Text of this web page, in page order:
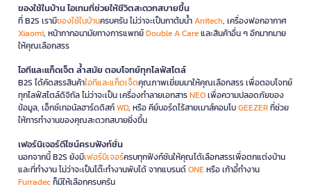
ของใช้ในบ้าน ไอเทมที่ช่วยให้ชีวิตสะดวกสบายขึ้น
ที่ B2S เรามีของใช้ในบ้านครบครัน ไม่ว่าจะเป็นกาต้มน้ำAnitech, เครื่องฟอกอากาศ
Xiaomi, หน้ากากอนามัยทางการแพทย์Double A Careและสินค้าอื่น ๆ อีกมากมาย
ให้คุณเลือกสรร
ไอทีและแก็ดเจ็ต ล้ำสมัย ตอบโจทย์ทุกไลฟ์สไตล์
B2S ได้คัดสรรสินค้าไอทีและแก็ดเจ็ตคุณภาพเยี่ยมมาให้คุณเลือกสรร เพื่อตอบโจทย์
ทุกไลฟ์สไตล์ดิจิทัล ไม่ว่าจะเป็น เครื่องทำลายเอกสารNEOเพื่อความปลอดภัยของ
ข้อมูล, เอ็กซ์เทอนัลฮาร์ดดิสก์WD, หรือ คีย์บอร์ดไร้สายเมาส์คอมโบGEEZERที่ช่วย
ให้การทำงานของคุณสะดวกสบายยิ่งขึ้น
เฟอร์นิเจอร์ดีไซน์ครบฟังก์ชั่น
นอกจากนี้ B2S ยังมีเฟอร์นิเจอร์ครบทุกฟังก์ชันให้คุณได้เลือกสรรเพื่อตกแต่งบ้าน
และที่ทำงาน ไม่ว่าจะเป็นโต๊ะทำงานพับได้ จากแบรนด์ONEหรือ เก้าอี้ทำงาน
Furradecก็มีให้เลือกครบครัน